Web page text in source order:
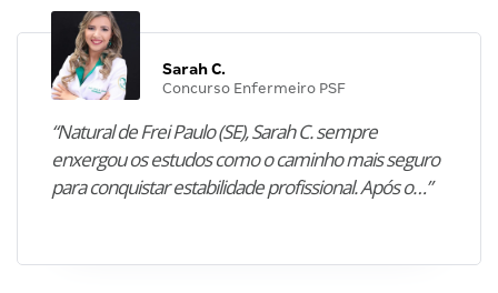
Sarah C.
Concurso Enfermeiro PSF
“Natural de Frei Paulo (SE), Sarah C. sempre
enxergou os estudos como o caminho mais seguro
para conquistar estabilidade profissional. Após o…”